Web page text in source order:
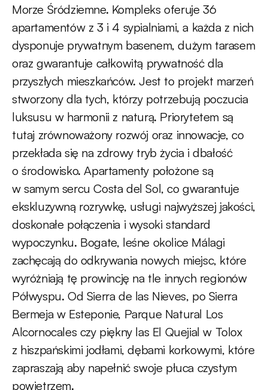
Morze Śródziemne. Kompleks oferuje 36
apartamentów z 3 i 4 sypialniami, a każda z nich
dysponuje prywatnym basenem, dużym tarasem
oraz gwarantuje całkowitą prywatność dla
przyszłych mieszkańców. Jest to projekt marzeń
stworzony dla tych, którzy potrzebują poczucia
luksusu w harmonii z naturą. Priorytetem są
tutaj zrównoważony rozwój oraz innowacje, co
przekłada się na zdrowy tryb życia i dbałość
o środowisko. Apartamenty położone są
w samym sercu Costa del Sol, co gwarantuje
ekskluzywną rozrywkę, usługi najwyższej jakości,
doskonałe połączenia i wysoki standard
wypoczynku. Bogate, leśne okolice Málagi
zachęcają do odkrywania nowych miejsc, które
wyróżniają tę prowincję na tle innych regionów
Półwyspu. Od Sierra de las Nieves, po Sierra
Bermeja w Esteponie, Parque Natural Los
Alcornocales czy piękny las El Quejial w Tolox
z hiszpańskimi jodłami, dębami korkowymi, które
zapraszają aby napełnić swoje płuca czystym
powietrzem.